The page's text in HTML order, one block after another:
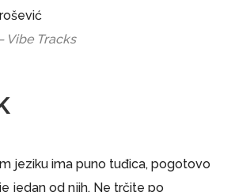
Vibe Tracks
jeziku ima puno tuđica, pogotovo
jedan od njih. Ne trčite po